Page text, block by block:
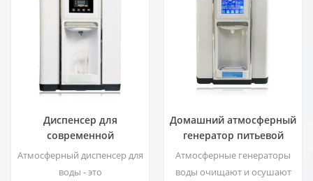
Диспенсер для
современной
деионизированной
Атмосферный диспенсер для
воды - это
Домашний атмосферный
генератор питьевой
воды
Атмосферные генераторы
воды очищают и осушают